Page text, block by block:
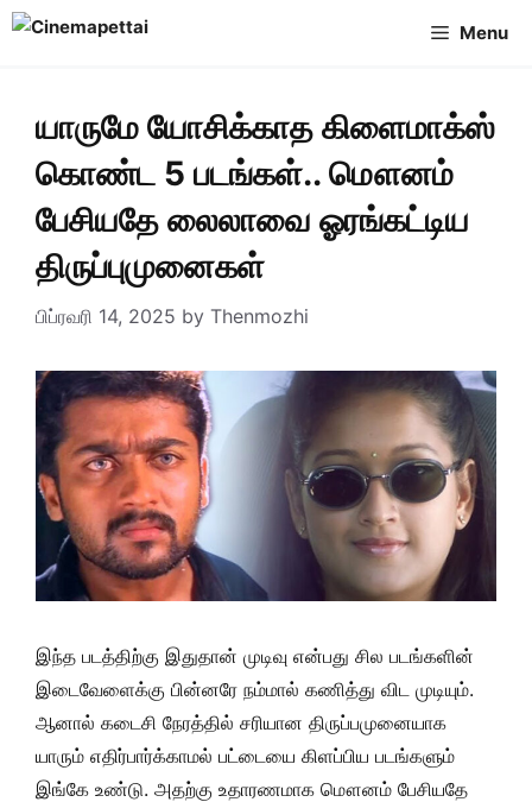
Skip
Menu
யாருமே யோசிக்காத கிளைமாக்ஸ்
கொண்ட 5 படங்கள்.. மௌனம்
பேசியதே லைலாவை ஓரங்கட்டிய
திருப்புமுனைகள்
பிப்ரவரி 14, 2025 by Thenmozhi
இந்த படத்திற்கு இதுதான் முடிவு என்பது சில படங்களின்
இடைவேளைக்கு பின்னரே நம்மால் கணித்து விட முடியும்.
ஆனால் கடைசி நேரத்தில் சரியான திருப்பமுனையாக
யாரும் எதிர்பார்க்காமல் பட்டையை கிளப்பிய படங்களும்
இங்கே உண்டு. அதற்கு உதாரணமாக மௌனம் பேசியதே